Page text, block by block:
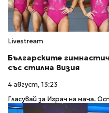
Livestream
Българските
със стилна визия
4 август, 13:23
Гласувай за Играч на мача.